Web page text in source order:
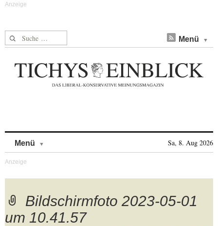
Suche nach: Menü
Menü Sa, 8. Aug 2026
Bildschirmfoto 2023-05-01
um 10.41.57